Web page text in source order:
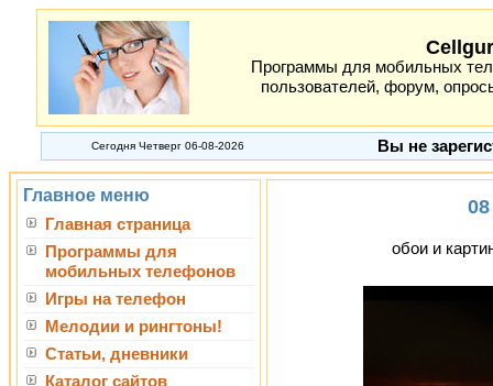
Программы для мобильных
пользователей, форум,
Сегодня Четверг 06-08-2026 Вы не
Главное меню
Главная страница
Программы для
мобильных телефонов
Игры на телефон
Мелодии и рингтоны!
Статьи, дневники
Каталог сайтов
обои и